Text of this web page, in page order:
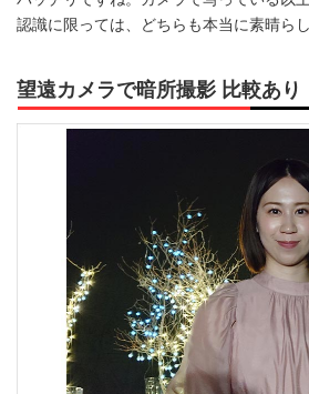
認識に限っては、どちらも本当に素晴らし
望遠カメラで暗所撮影 比較あり